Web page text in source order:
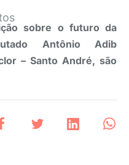
sobre o futuro da
Antônio Adib
– Santo André, são